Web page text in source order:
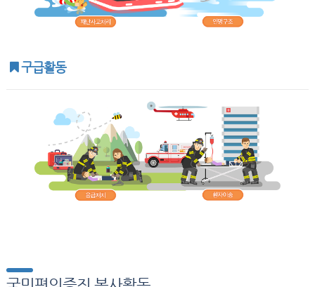
구급활동